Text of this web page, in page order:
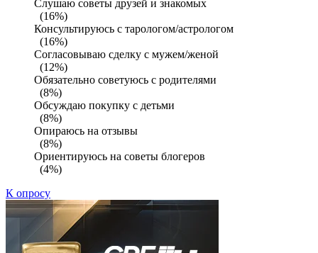
Слушаю советы друзей и знакомых
(16%)
Консультируюсь с тарологом/астрологом
(16%)
Согласовываю сделку с мужем/женой
(12%)
Обязательно советуюсь с родителями
(8%)
Обсуждаю покупку с детьми
(8%)
Опираюсь на отзывы
(8%)
Ориентируюсь на советы блогеров
(4%)
К опросу